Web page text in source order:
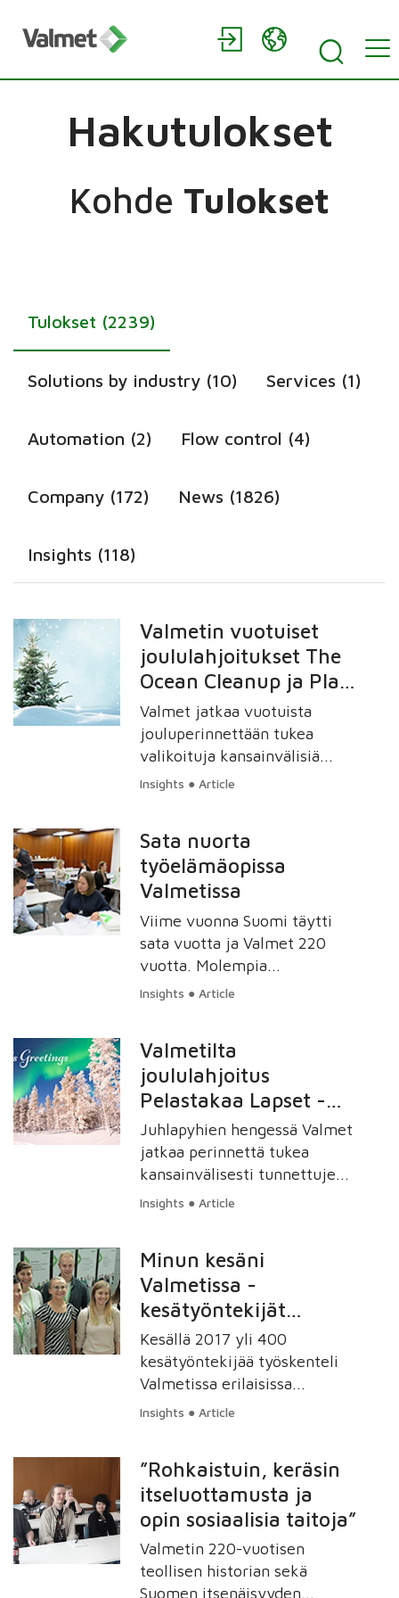
Hakutulokset
Kohde Tulokset
Tulokset (2239)
Solutions by industry (10) Services (1)
Automation (2) Flow control (4)
Company (172) News (1826)
Insights (118)
Valmetin vuotuiset
joululahjoitukset The
Ocean Cleanup ja Plan
International -
järjestöille
Valmet jatkaa vuotuista
jouluperinnettään tukea
valikoituja kansainvälisiä
voittoa tavoittelemattomia
Plan International -
järjestöille.
Insights ● Article
Sata nuorta
työelämäopissa
Valmetissa
Viime vuonna Suomi täytti
sata vuotta ja Valmet 220
vuotta. Molempia
merkkipaaluja juhlistaakseen
vielä etsivät polkujaan
elämässä tarjoamalle heille
mahdollisuuden kehittää
työelämävalmiuksiaan.
Yhteensä sata 16–29-
vuotiasta nuorta tarttui
työelämätaitoja ja päästä
kansainvälisen konsernin
toimintaan.
Insights ● Article
Valmetilta
joululahjoitus
Pelastakaa Lapset -
järjestölle
Juhlapyhien hengessä Valmet
jatkaa perinnettä tukea
kansainvälisesti tunnettujen
humanitaaristen ja
Insights ● Article
Minun kesäni
Valmetissa -
kesätyöntekijät
kertovat
kokemuksistaan
Kesällä 2017 yli 400
kesätyöntekijää työskenteli
Valmetissa erilaisissa
työtehtävissä. Tämä vuonna
käytännössä tekemään, joten
järjestimme ”Minun kesäni
Valmetissa” -kilpailun.
Insights ● Article
”Rohkaistuin, keräsin
itseluottamusta ja
opin sosiaalisia taitoja”
Valmetin 220-vuotisen
teollisen historian sekä
Suomen itsenäisyyden